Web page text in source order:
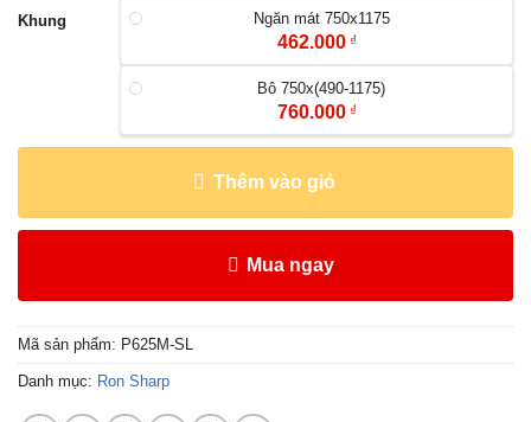
Khung Ngăn mát 750x1175
462.000 ₫
Bô 750x(490-1175)
760.000 ₫
Thêm vào giỏ
Mua ngay
Mã sản phẩm: P625M-SL
Danh mục: Ron Sharp